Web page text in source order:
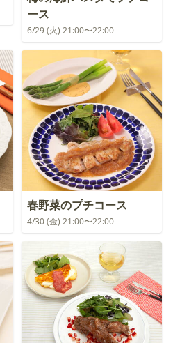
ース
6/29 (火) 21:00〜22:00
春野菜のプチコース
4/30 (金) 21:00〜22:00